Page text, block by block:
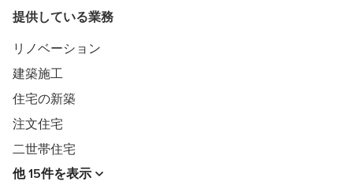
お客様が何年、何十年と快適に過ごせるようには…と
その後の暮らしまでトータルでプロデュースするのが
私たちユーディーホームです。
提供している業務
リノベーション
建築施工
住宅の新築
注文住宅
二世帯住宅
他 15件を表示